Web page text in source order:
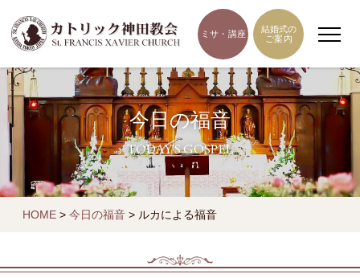
ミサ・講座
結婚式の
ご案内
今日の福音
TODAY'S GOSPEL
HOME > 今日の福音 > ルカによる福音